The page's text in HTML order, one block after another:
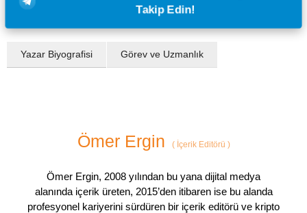
Takip Edin!
Yazar Biyografisi Görev ve Uzmanlık
Ömer Ergin (İçerik Editörü )
Ömer Ergin, 2008 yılından bu yana dijital medya
alanında içerik üreten, 2015’den itibaren ise bu alanda
profesyonel kariyerini sürdüren bir içerik editörü ve kripto